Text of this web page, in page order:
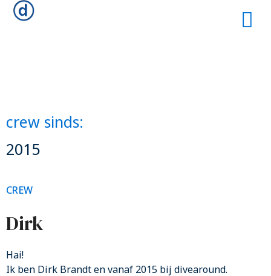
crew sinds:
2015
CREW
Dirk
Hai!
Ik ben Dirk Brandt en vanaf 2015 bij divearound.